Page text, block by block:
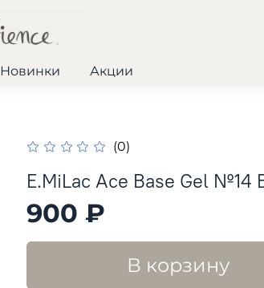
Новинки Акции
(0)
E.MiLac Ace Base Gel №14
900 ₽
В корзину